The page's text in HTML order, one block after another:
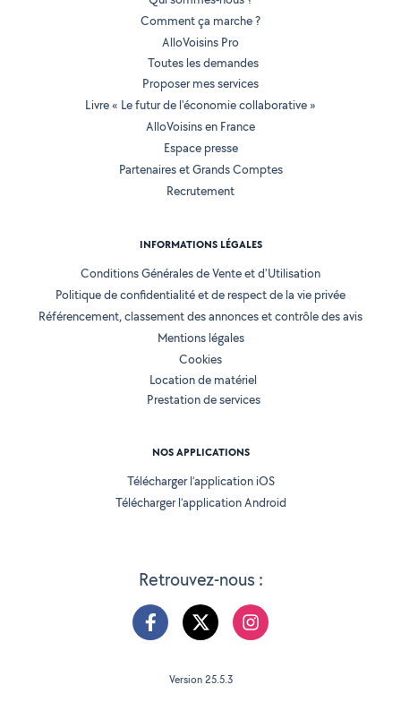
Retrouvez-nous :
Comment ça marche ?
AlloVoisins Pro
Toutes les demandes
Proposer mes services
Livre « Le futur de l'économie collaborative »
AlloVoisins en France
Espace presse
Partenaires et Grands Comptes
Recrutement
INFORMATIONS LÉGALES
Conditions Générales de Vente et d'Utilisation
Politique de confidentialité et de respect de la vie privée
Référencement, classement des annonces et contrôle des avis
Mentions légales
Cookies
Location de matériel
Prestation de services
NOS APPLICATIONS
Télécharger l’application iOS
Télécharger l’application Android
Version 25.5.3